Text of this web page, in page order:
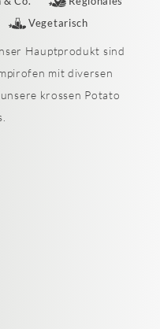
Vegetarisch
Hauptprodukt sind
mit diversen
krossen Potato